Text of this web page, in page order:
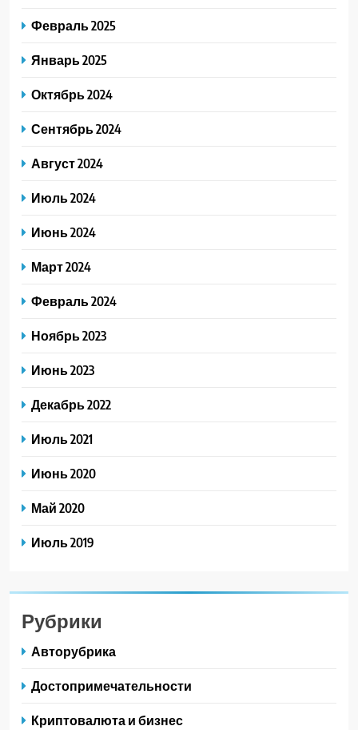
Февраль 2025
Январь 2025
Октябрь 2024
Сентябрь 2024
Август 2024
Июль 2024
Июнь 2024
Март 2024
Февраль 2024
Ноябрь 2023
Июнь 2023
Декабрь 2022
Июль 2021
Июнь 2020
Май 2020
Июль 2019
Рубрики
Авторубрика
Достопримечательности
Криптовалюта и бизнес